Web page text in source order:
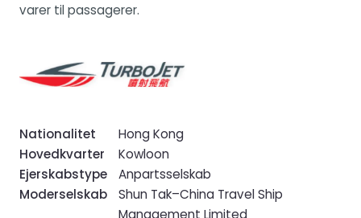
varer til passagerer.
Nationalitet
Hong Kong
Hovedkvarter
Kowloon
Ejerskabstype
Anpartsselskab
Moderselskab
Shun Tak–China Travel Ship
Management Limited